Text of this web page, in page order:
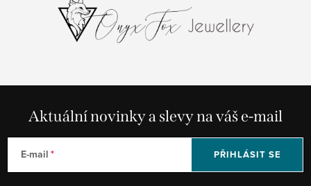
Aktuální novinky a slevy na váš e-mail
E-mail PŘIHLÁSIT SE